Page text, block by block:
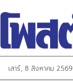
เสาร์, 8 สิงหาคม 2569